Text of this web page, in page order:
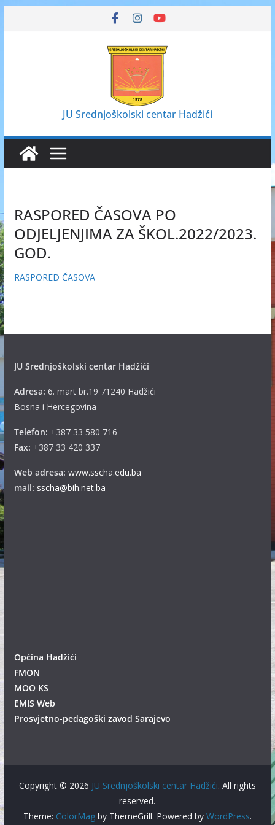
JU Srednjoškolski centar Hadžići
RASPORED ČASOVA PO
ODJELJENJIMA ZA ŠKOL.2022/2023.
GOD.
RASPORED ČASOVA
JU Srednjoškolski centar Hadžići
Adresa: 6. mart br.19 71240 Hadžići
Bosna i Hercegovina
Telefon: +387 33 580 716
Fax: +387 33 420 337
Web adresa: www.sscha.edu.ba
mail: sscha@bih.net.ba
Općina Hadžići
FMON
MOO KS
EMIS Web
Prosvjetno-pedagoški zavod Sarajevo
Copyright © 2026 JU Srednjoškolski centar Hadžići. All rights
reserved.
Theme: ColorMagby ThemeGrill. Powered by WordPress.